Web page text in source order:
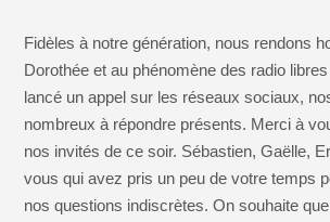
Fidèles à notre génération, nous rendons
Dorothée et au phénomène des radio
lancé un appel sur les réseaux sociaux,
nombreux à répondre présents. Merci à
nos invités de ce soir. Sébastien, Gaëlle,
vous qui avez pris un peu de votre temps
nos questions indiscrètes. On souhaite